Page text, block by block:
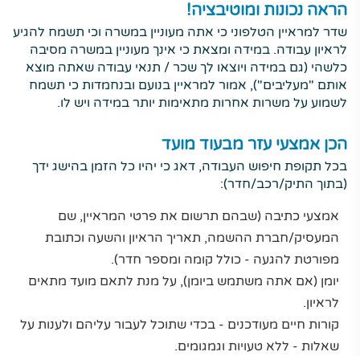
הראה נכונות ומוטיבציה!
שדר למראיין הטלפוני כי אתה מעוניין במשרה וכי תשמח להגיע
לראיון עבודה. במידה ומצאת כי אינך מעוניין במשרה מסיבה
כלשהי (גם במידה ויוצאו לך שכר / תנאי עבודה שאתה מוצא
אותם "מעליבים"), אמור למראיין בנועם ובנחמדות כי תשמח
לשמוע על משרות אחרות מתאימות יותר במידה ויש לו.
הכן אמצעי עזר מבעוד מועד
בכל תקופת חיפוש העבודה, דאג כי יהיו כל הזמן בהישג ידך
(בתוך התיק/רכב/חדר):
אמצעי כתיבה (שבהם תרשום את פרטי המראיין, שם
המעסיק/חברת ההשמה, תאריך הראיון והשעה וכתובת
מפורטת להגעה - כולל קומה ומספר חדר).
יומן (אם אתה משתמש ביומן), על מנת לתאם מועד מתאים
לראיון.
קורות חיים מעודכנים - בכדי שתוכל לעבור עליהם ולענות על
שאלות - ללא טעויות וגמגומים.